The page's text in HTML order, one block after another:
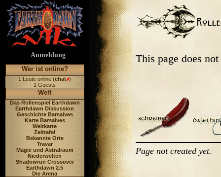
Anmeldung
Wer ist online?
1 Leute online (chat )
1 Guests
Welt
Das Rollenspiel Earthdawn
Earthdawn Diskussion
Geschichte Barsaives
Karte Barsaives
Weltkarte
Zeittafel
Bekannte Orte
Travar
Magie und Astralraum
Niederwelten
Shadowrun Crossover
Earthdawn 2.5
Die Arena
This page does
Page not created yet.